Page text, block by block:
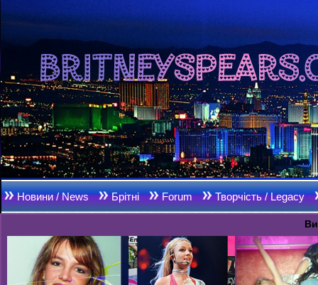
Новини / News Брітні Forum Творчість / Legacy